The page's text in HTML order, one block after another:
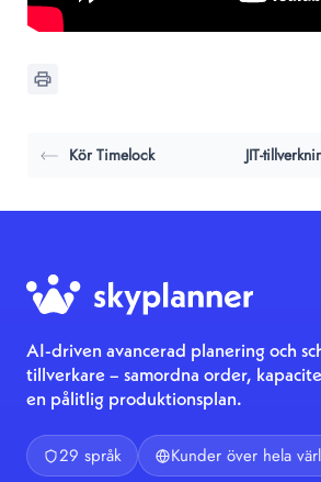
Kör Timelock JIT-
AI-driven avancerad planering och
tillverkare – samordna order,
en pålitlig produktionsplan.
29 språk Kunder över hela